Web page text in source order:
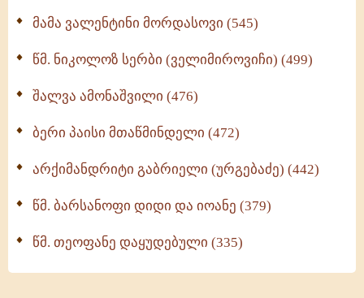
მამა ვალენტინი მორდასოვი (545)
წმ. ნიკოლოზ სერბი (ველიმიროვიჩი) (499)
შალვა ამონაშვილი (476)
ბერი პაისი მთაწმინდელი (472)
არქიმანდრიტი გაბრიელი (ურგებაძე) (442)
წმ. ბარსანოფი დიდი და იოანე (379)
წმ. თეოფანე დაყუდებული (335)